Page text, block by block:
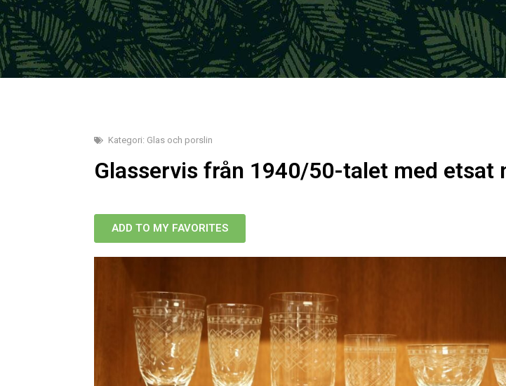
Kategori: Glas och porslin
Glasservis från 1940/50-talet med etsat
ADD TO MY FAVORITES